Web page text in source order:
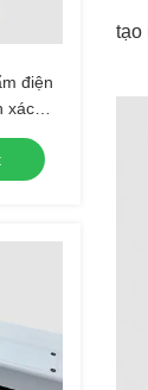
điện
xác
tạo